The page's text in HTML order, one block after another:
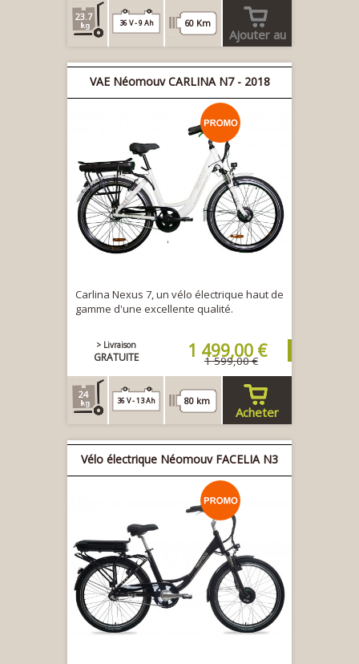
23.7
36 V - 9 Ah 60 Km
Ajouter au
panier
VAE Néomouv CARLINA N7 - 2018
Carlina Nexus 7, un vélo électrique haut de
gamme d'une excellente qualité.
> Livraison
GRATUITE 1 499,00 €
1 599,00 €
24
36 V - 13 Ah 80 km
Acheter
Vélo électrique Néomouv FACELIA N3